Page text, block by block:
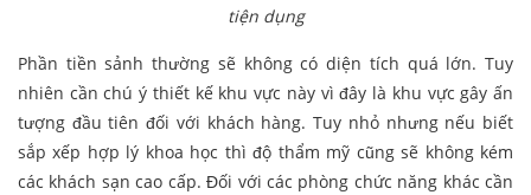
tiện dụng
Phần tiền sảnh thường sẽ không có diện tích quá lớn. Tuy
nhiên cần chú ý thiết kế khu vực này vì đây là khu vực gây ấn
tượng đầu tiên đối với khách hàng. Tuy nhỏ nhưng nếu biết
sắp xếp hợp lý khoa học thì độ thẩm mỹ cũng sẽ không kém
các khách sạn cao cấp. Đối với các phòng chức năng khác cần